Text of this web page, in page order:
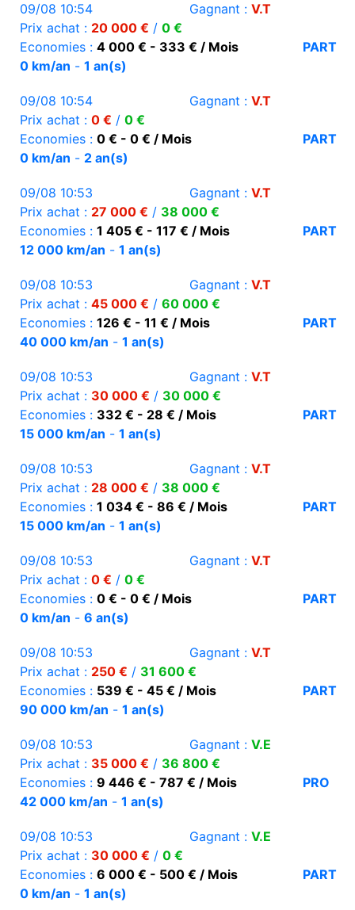
09/08 10:54 Gagnant : V.T
Prix achat : 20 000 € / 0 €
Economies : 4 000 € - 333 € / Mois
PART
0 km/an - 1 an(s)
09/08 10:54 Gagnant : V.T
Prix achat : 0 € / 0 €
Economies : 0 € - 0 € / Mois
PART
0 km/an - 2 an(s)
09/08 10:53 Gagnant : V.T
Prix achat : 27 000 € / 38 000 €
Economies : 1 405 € - 117 € / Mois
PART
12 000 km/an - 1 an(s)
09/08 10:53 Gagnant : V.T
Prix achat : 45 000 € / 60 000 €
Economies : 126 € - 11 € / Mois
PART
40 000 km/an - 1 an(s)
09/08 10:53 Gagnant : V.T
Prix achat : 30 000 € / 30 000 €
Economies : 332 € - 28 € / Mois
PART
15 000 km/an - 1 an(s)
09/08 10:53 Gagnant : V.T
Prix achat : 28 000 € / 38 000 €
Economies : 1 034 € - 86 € / Mois
PART
15 000 km/an - 1 an(s)
09/08 10:53 Gagnant : V.T
Prix achat : 0 € / 0 €
Economies : 0 € - 0 € / Mois
PART
0 km/an - 6 an(s)
09/08 10:53 Gagnant : V.T
Prix achat : 250 € / 31 600 €
Economies : 539 € - 45 € / Mois
PART
90 000 km/an - 1 an(s)
09/08 10:53 Gagnant : V.E
Prix achat : 35 000 € / 36 800 €
Economies : 9 446 € - 787 € / Mois
PRO
42 000 km/an - 1 an(s)
09/08 10:53 Gagnant : V.E
Prix achat : 30 000 € / 0 €
Economies : 6 000 € - 500 € / Mois
PART
0 km/an - 1 an(s)